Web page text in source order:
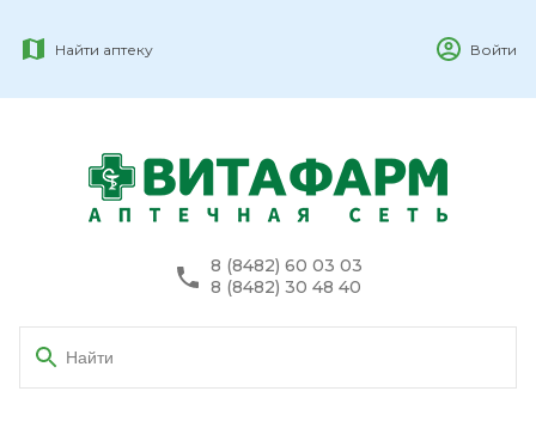
Найти аптеку Войти
8 (8482) 60 03 03
8 (8482) 30 48 40